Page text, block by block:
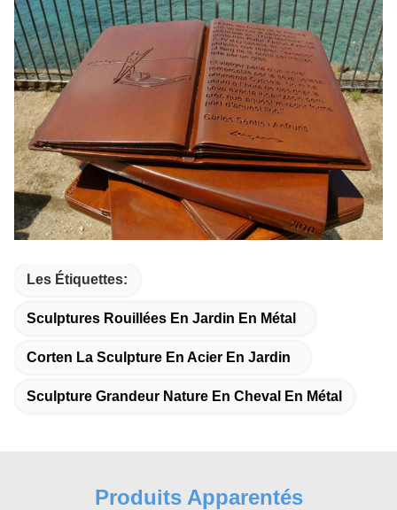
Les Étiquettes:
Sculptures Rouillées En Jardin En Métal
Corten La Sculpture En Acier En Jardin
Sculpture Grandeur Nature En Cheval En Métal
Produits Apparentés